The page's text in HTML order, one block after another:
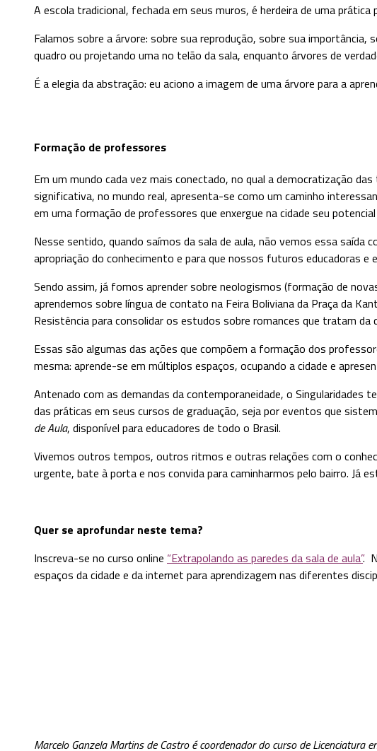
A escola tradicional, fechada em seus muros, é herdeira de uma
Falamos sobre a árvore: sobre sua reprodução, sobre sua
quadro ou projetando uma no telão da sala, enquanto árvores de
É a elegia da abstração: eu aciono a imagem de uma árvore para a
Formação de professores
Em um mundo cada vez mais conectado, no qual a democratização
significativa, no mundo real, apresenta-se como um caminho
em uma formação de professores que enxergue na cidade seu
Nesse sentido, quando saímos da sala de aula, não vemos essa saída
apropriação do conhecimento e para que nossos futuros educadoras
Sendo assim, já fomos aprender sobre neologismos (formação de
aprendemos sobre língua de contato na Feira Boliviana da Praça da
Resistência para consolidar os estudos sobre romances que tratam da
Essas são algumas das ações que compõem a formação dos
mesma: aprende-se em múltiplos espaços, ocupando a cidade e
Antenado com as demandas da contemporaneidade, o Singularidades
das práticas em seus cursos de graduação, seja por eventos que
de Aula, disponível para educadores de todo o Brasil.
Vivemos outros tempos, outros ritmos e outras relações com o
urgente, bate à porta e nos convida para caminharmos pelo bairro. Já
Quer se aprofundar neste tema?
Inscreva-se no curso online “Extrapolando as paredes da sala de aula”.
espaços da cidade e da internet para aprendizagem nas diferentes
Marcelo Ganzela Martins de Castro é coordenador do curso de Licenciatura